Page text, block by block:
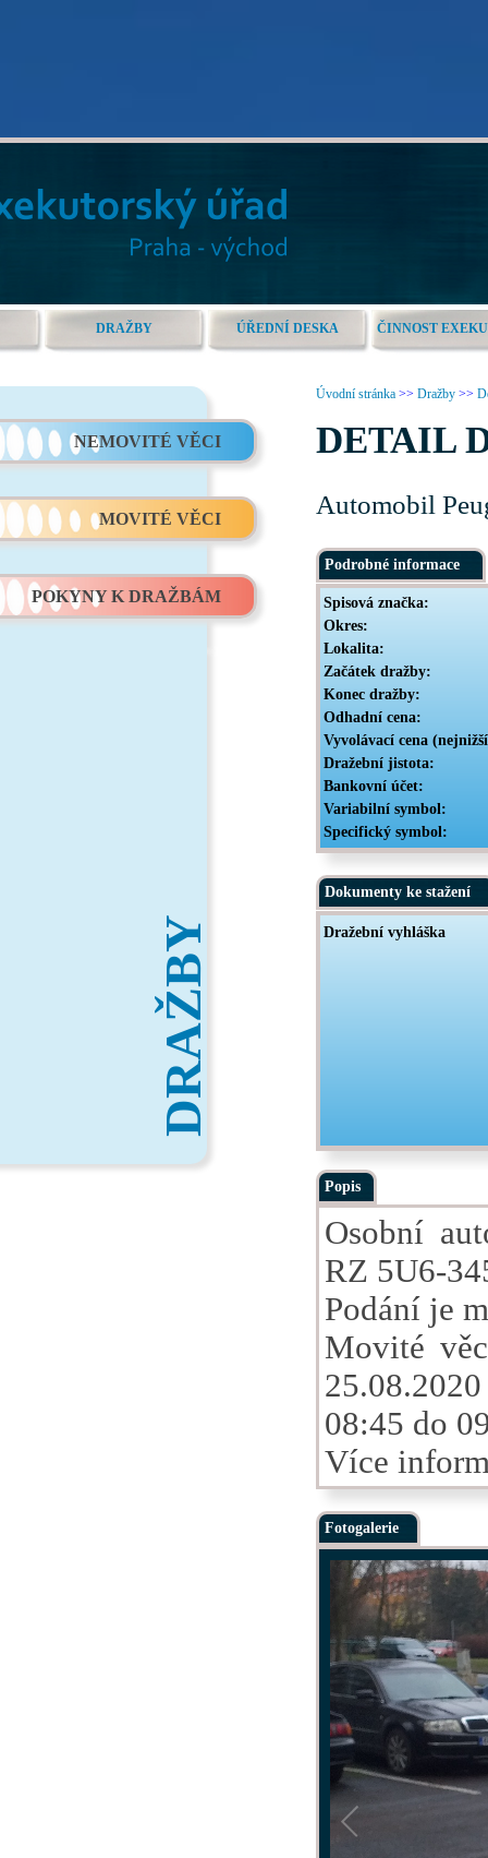
DRAŽBY ÚŘEDNÍ DESKA ČINNOST
NEMOVITÉ VĚCI
MOVITÉ VĚCI
POKYNY K DRAŽBÁM
DRAŽBY
Úvodní stránka >> Dražby >>
DETAIL
Automobil
Podrobné informace
Spisová značka:
Okres:
Lokalita:
Začátek dražby:
Konec dražby:
Odhadní cena:
Vyvolávací cena
Dražební jistota:
Bankovní účet:
Variabilní symbol:
Specifický symbol:
Dokumenty ke stažení
Dražební vyhláška
Popis
Osobní
RZ 5U6-
Podání je
Movité
08:45 do
Více
Fotogalerie